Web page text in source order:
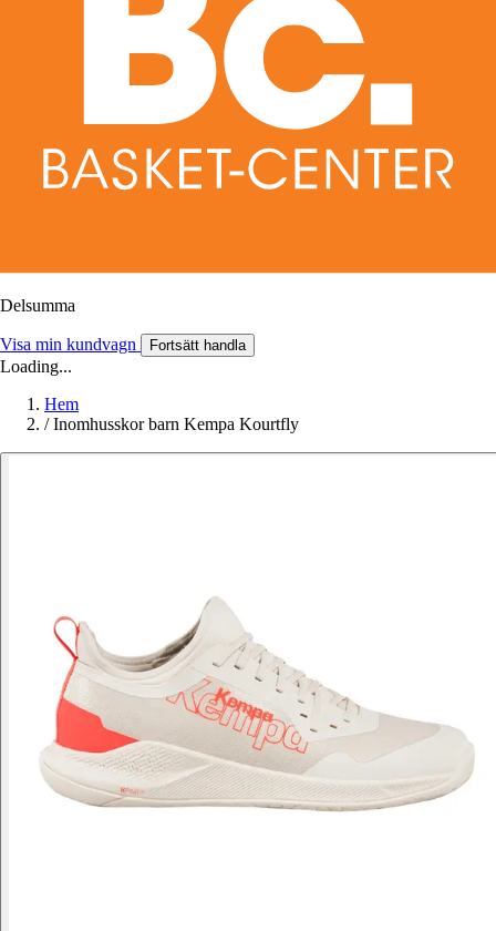
Delsumma
Visa min kundvagn Fortsätt handla
Loading...
Hem
/ Inomhusskor barn Kempa Kourtfly